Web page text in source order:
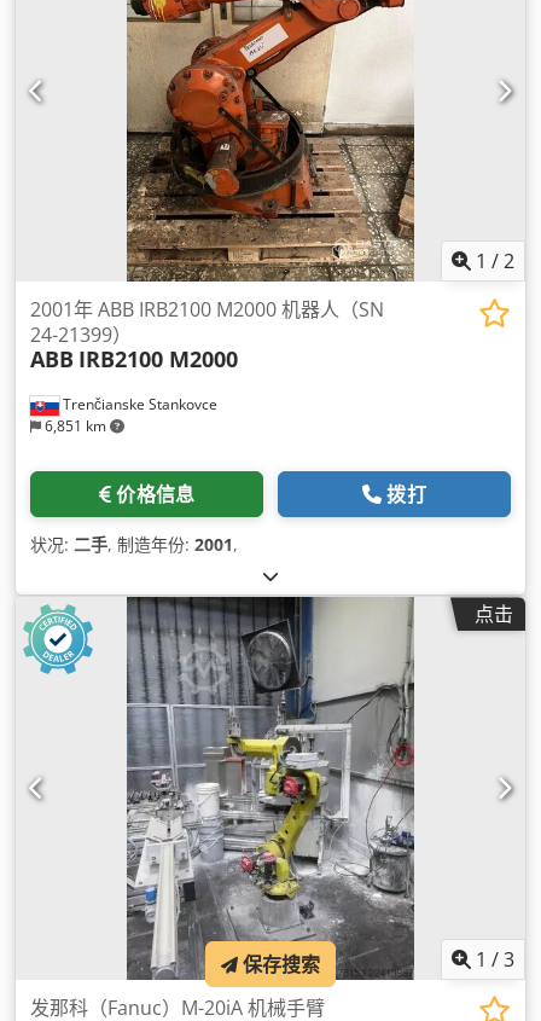
1 /2
Trenčianske Stankovce
6,851 km
2001年 ABB IRB2100 M2000 机器人（SN
24-21399）
ABB IRB2100 M2000
价格信息 拨打
状况: 二手, 制造年份: 2001,
点击
1 /3
发那科（Fanuc）M-20iA 机械手臂
保存搜索